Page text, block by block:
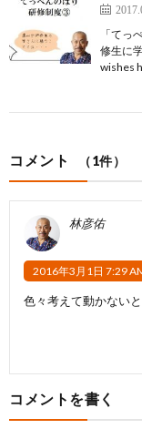
「てっ
修生に
wishes
コメント （1件）
林彦佑
2016年3月1日 7:29
色々考えて動かない
コメントを書く